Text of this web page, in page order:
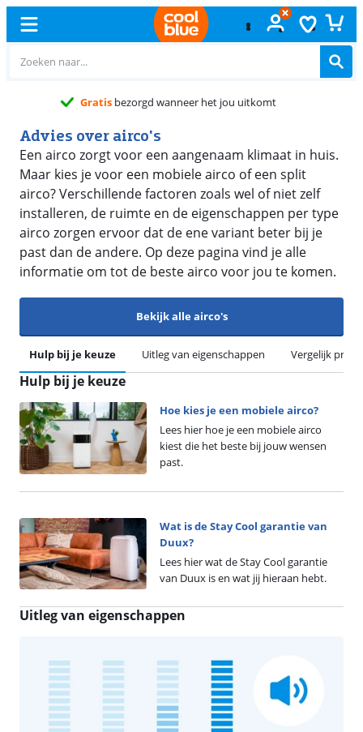
Gratisruilen
Advies over airco's
Een airco zorgt voor een aangenaam klimaat in huis.
Maar kies je voor een mobiele airco of een split
airco? Verschillende factoren zoals wel of niet zelf
installeren, de ruimte en de eigenschappen per type
airco zorgen ervoor dat de ene variant beter bij je
past dan de andere. Op deze pagina vind je alle
informatie om tot de beste airco voor jou te komen.
Bekijk alle airco's
Hulp bij je keuze Uitleg van eigenschappen Vergelijk
Hulp bij je keuze
Hoe kies je een mobiele airco?
Lees hier hoe je een mobiele airco
kiest die het beste bij jouw wensen
past.
Wat is de Stay Cool garantie van
Duux?
Lees hier wat de Stay Cool garantie
van Duux is en wat jij hieraan hebt.
Uitleg van eigenschappen